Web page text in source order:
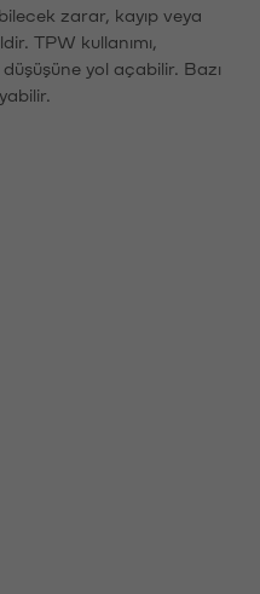
zarar, kayıp veya
TPW kullanımı,
düşüşüne yol açabilir. Bazı